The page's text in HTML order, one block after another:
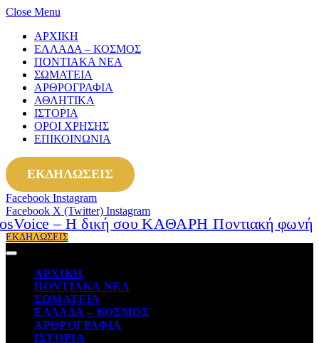
Close Menu
ΑΡΧΙΚΗ
ΕΛΛΑΔΑ – ΚΟΣΜΟΣ
ΠΟΝΤΙΑΚΑ ΝΕΑ
ΣΩΜΑΤΕΙΑ
ΑΡΘΡΟΓΡΑΦΙΑ
ΑΘΛΗΤΙΚΑ
ΙΣΤΟΡΙΑ
ΟΡΟΙ ΧΡΗΣΗΣ
ΕΠΙΚΟΙΝΩΝΙΑ
ΕΚΔΗΛΩΣΕΙΣ
Facebook Instagram
Facebook X (Twitter) Instagram
ΕΚΔΗΛΩΣΕΙΣ
ΑΡΧΙΚΗ
ΠΟΝΤΙΑΚΑ ΝΕΑ
ΣΩΜΑΤΕΙΑ
ΕΛΛΑΔΑ – ΚΟΣΜΟΣ
ΑΡΘΡΟΓΡΑΦΙΑ
ΙΣΤΟΡΙΑ